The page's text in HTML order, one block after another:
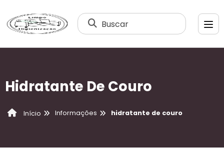
Buscar
Hidratante De Couro
Início Informações hidratante de couro